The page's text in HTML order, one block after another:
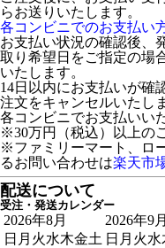
らお送りいたします。
各コンビニでのお支払い
お支払い状況の確認後、
取り希望日をご指定の場
いたします。
14日以内にお支払いが確
注文をキャンセルいたし
各コンビニでお支払いい
※30万円（税込）以上の
※ファミリーマート、ロ
るお問い合わせは楽天市
配送について
受注・発送カレンダー
2026年8月
日 月 火水木金土
2026年9月
日 月 火水